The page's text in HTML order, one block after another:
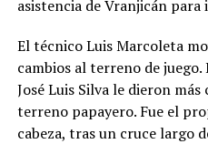
asistencia de Vranjicán para
El técnico Luis Marcoleta
cambios al terreno de juego.
José Luis Silva le dieron
terreno papayero. Fue el
cabeza, tras un cruce largo